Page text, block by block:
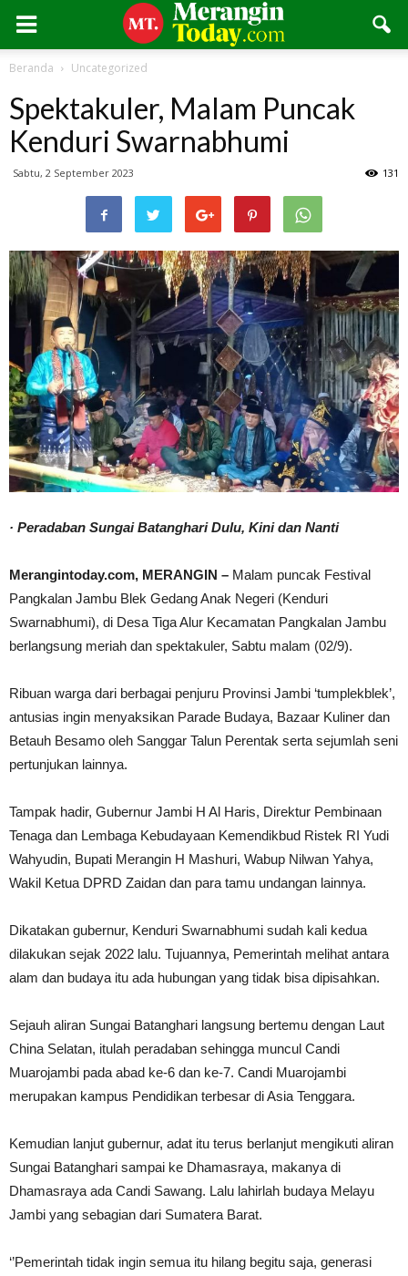
Beranda Uncategorized
Spektakuler, Malam Puncak
Kenduri Swarnabhumi
Sabtu, 2 September 2023 131
· Peradaban Sungai Batanghari Dulu, Kini dan Nanti
Merangintoday.com, MERANGIN – Malam puncak Festival
Pangkalan Jambu Blek Gedang Anak Negeri (Kenduri
Swarnabhumi), di Desa Tiga Alur Kecamatan Pangkalan Jambu
berlangsung meriah dan spektakuler, Sabtu malam (02/9).
Ribuan warga dari berbagai penjuru Provinsi Jambi ‘tumplekblek’,
antusias ingin menyaksikan Parade Budaya, Bazaar Kuliner dan
Betauh Besamo oleh Sanggar Talun Perentak serta sejumlah seni
pertunjukan lainnya.
Tampak hadir, Gubernur Jambi H Al Haris, Direktur Pembinaan
Tenaga dan Lembaga Kebudayaan Kemendikbud Ristek RI Yudi
Wahyudin, Bupati Merangin H Mashuri, Wabup Nilwan Yahya,
Wakil Ketua DPRD Zaidan dan para tamu undangan lainnya.
Dikatakan gubernur, Kenduri Swarnabhumi sudah kali kedua
dilakukan sejak 2022 lalu. Tujuannya, Pemerintah melihat antara
alam dan budaya itu ada hubungan yang tidak bisa dipisahkan.
Sejauh aliran Sungai Batanghari langsung bertemu dengan Laut
China Selatan, itulah peradaban sehingga muncul Candi
Muarojambi pada abad ke-6 dan ke-7. Candi Muarojambi
merupakan kampus Pendidikan terbesar di Asia Tenggara.
Kemudian lanjut gubernur, adat itu terus berlanjut mengikuti aliran
Sungai Batanghari sampai ke Dhamasraya, makanya di
Dhamasraya ada Candi Sawang. Lalu lahirlah budaya Melayu
Jambi yang sebagian dari Sumatera Barat.
‘’Pemerintah tidak ingin semua itu hilang begitu saja, generasi